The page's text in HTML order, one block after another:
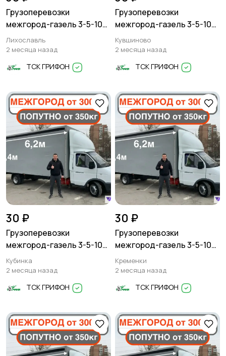
Грузоперевозки
межгород-газель 3-5-10
тонн
Лихославль
2 месяца назад
ТСК ГРИФОН
Грузоперевозки
межгород-газель 3-5-10
тонн
Кувшиново
2 месяца назад
ТСК ГРИФОН
30 ₽
Грузоперевозки
межгород-газель 3-5-10
тонн
Кубинка
2 месяца назад
ТСК ГРИФОН
30 ₽
Грузоперевозки
межгород-газель 3-5-10
тонн
Кременки
2 месяца назад
ТСК ГРИФОН